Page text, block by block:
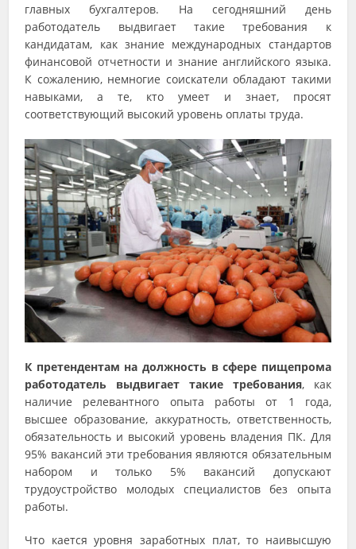
главных бухгалтеров. На сегодняшний день
работодатель выдвигает такие требования к
кандидатам, как знание международных стандартов
финансовой отчетности и знание английского языка.
К сожалению, немногие соискатели обладают такими
навыками, а те, кто умеет и знает, просят
соответствующий высокий уровень оплаты труда.
К претендентам на должность в сфере пищепрома
работодатель выдвигает такие требования, как
наличие релевантного опыта работы от 1 года,
высшее образование, аккуратность, ответственность,
обязательность и высокий уровень владения ПК. Для
95% вакансий эти требования являются обязательным
набором и только 5% вакансий допускают
трудоустройство молодых специалистов без опыта
работы.
Что кается уровня заработных плат, то наивысшую